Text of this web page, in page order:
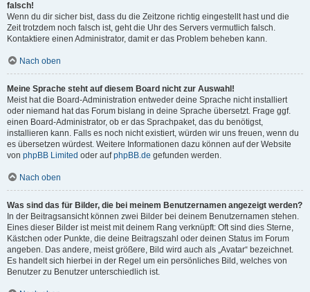
falsch!
Wenn du dir sicher bist, dass du die Zeitzone richtig eingestellt hast und die
Zeit trotzdem noch falsch ist, geht die Uhr des Servers vermutlich falsch.
Kontaktiere einen Administrator, damit er das Problem beheben kann.
Nach oben
Meine Sprache steht auf diesem Board nicht zur Auswahl!
Meist hat die Board-Administration entweder deine Sprache nicht installiert
oder niemand hat das Forum bislang in deine Sprache übersetzt. Frage ggf.
einen Board-Administrator, ob er das Sprachpaket, das du benötigst,
installieren kann. Falls es noch nicht existiert, würden wir uns freuen, wenn du
es übersetzen würdest. Weitere Informationen dazu können auf der Website
von phpBB Limited oder aufphpBB.de gefunden werden.
Nach oben
Was sind das für Bilder, die bei meinem Benutzernamen angezeigt werden?
In der Beitragsansicht können zwei Bilder bei deinem Benutzernamen stehen.
Eines dieser Bilder ist meist mit deinem Rang verknüpft: Oft sind dies Sterne,
Kästchen oder Punkte, die deine Beitragszahl oder deinen Status im Forum
angeben. Das andere, meist größere, Bild wird auch als „Avatar“ bezeichnet.
Es handelt sich hierbei in der Regel um ein persönliches Bild, welches von
Benutzer zu Benutzer unterschiedlich ist.